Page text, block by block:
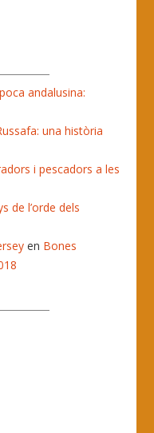
andalusina:
una història
i pescadors a les
de l’orde dels
en Bones